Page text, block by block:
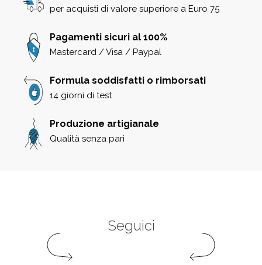
per acquisti di valore superiore a Euro 75
Pagamenti sicuri al 100%
Mastercard / Visa / Paypal
Formula soddisfatti o rimborsati
14 giorni di test
Produzione artigianale
Qualità senza pari
Seguici